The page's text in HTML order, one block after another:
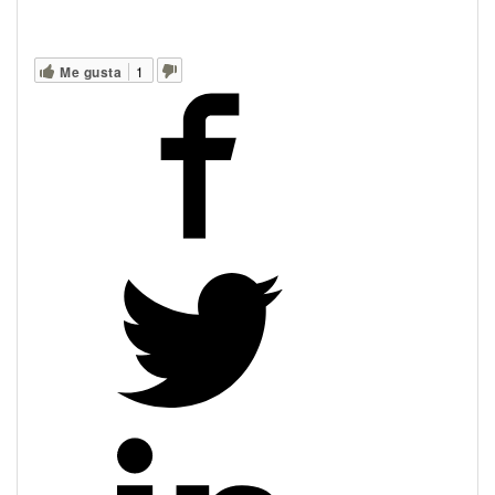
Me gusta 1